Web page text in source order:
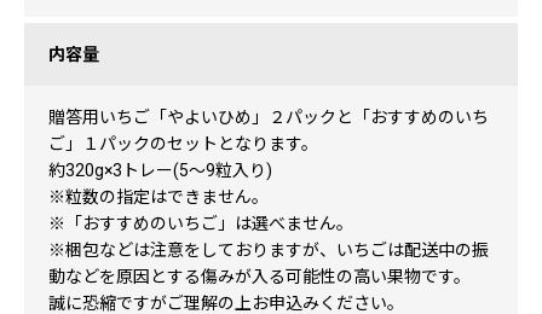
内容量
贈答用いちご「やよいひめ」２パックと「おすすめのいち
ご」１パックのセットとなります。
約320g×3トレー(5～9粒入り)
※粒数の指定はできません。
※「おすすめのいちご」は選べません。
※梱包などは注意をしておりますが、いちごは配送中の振
動などを原因とする傷みが入る可能性の高い果物です。
誠に恐縮ですがご理解の上お申込みください。